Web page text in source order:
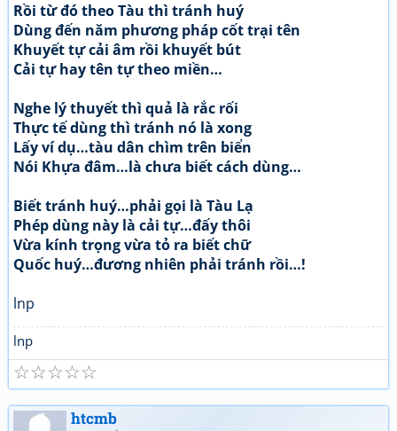
Rồi từ đó theo Tàu thì tránh huý
Dùng đến năm phương pháp cốt trại tên
Khuyết tự cải âm rồi khuyết bút
Cải tự hay tên tự theo miền…
Nghe lý thuyết thì quả là rắc rối
Thực tế dùng thì tránh nó là xong
Lấy ví dụ…tàu dân chìm trên biển
Nói Khựa đâm…là chưa biết cách dùng…
Biết tránh huý…phải gọi là Tàu Lạ
Phép dùng này là cải tự…đấy thôi
Vừa kính trọng vừa tỏ ra biết chữ
Quốc huý…đương nhiên phải tránh rồi…!
lnp
lnp
☆
☆
☆
☆
☆
htcmb